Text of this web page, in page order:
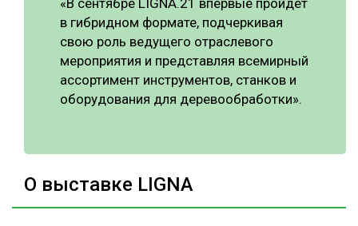
«В сентябре LIGNA.21 впервые пройдет
в гибридном формате, подчеркивая
свою роль ведущего отраслевого
мероприятия и представляя всемирный
ассортимент инструментов, станков и
оборудования для деревообработки».
О выставке LIGNA